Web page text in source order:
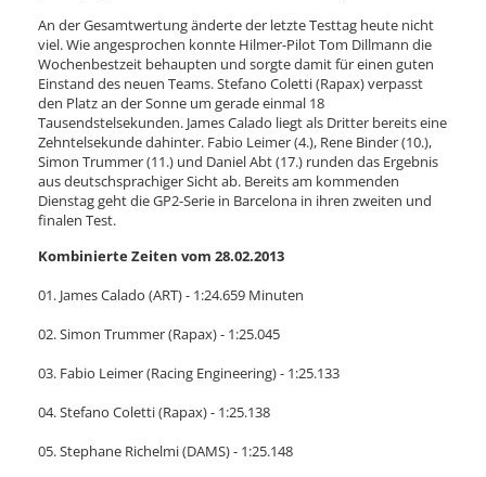
An der Gesamtwertung änderte der letzte Testtag heute nicht
viel. Wie angesprochen konnte Hilmer-Pilot Tom Dillmann die
Wochenbestzeit behaupten und sorgte damit für einen guten
Einstand des neuen Teams. Stefano Coletti (Rapax) verpasst
den Platz an der Sonne um gerade einmal 18
Tausendstelsekunden. James Calado liegt als Dritter bereits eine
Zehntelsekunde dahinter. Fabio Leimer (4.), Rene Binder (10.),
Simon Trummer (11.) und Daniel Abt (17.) runden das Ergebnis
aus deutschsprachiger Sicht ab. Bereits am kommenden
Dienstag geht die GP2-Serie in Barcelona in ihren zweiten und
finalen Test.
Kombinierte Zeiten vom 28.02.2013
01. James Calado (ART) - 1:24.659 Minuten
02. Simon Trummer (Rapax) - 1:25.045
03. Fabio Leimer (Racing Engineering) - 1:25.133
04. Stefano Coletti (Rapax) - 1:25.138
05. Stephane Richelmi (DAMS) - 1:25.148